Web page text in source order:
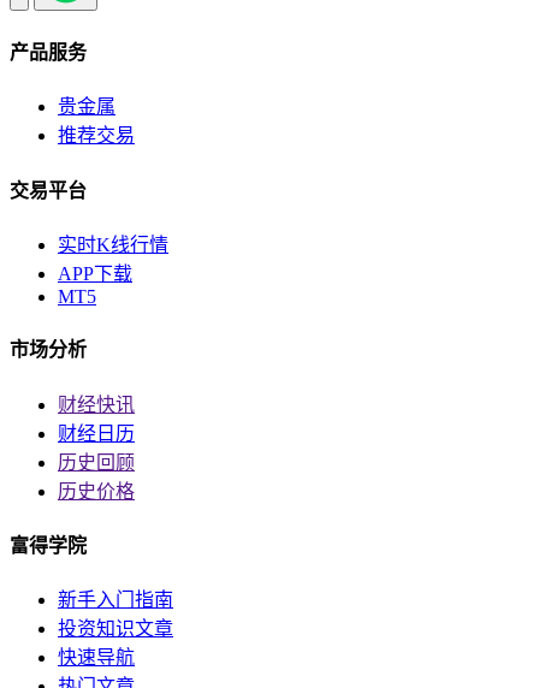
产品服务
贵金属
推荐交易
交易平台
实时K线行情
APP下载
MT5
市场分析
财经快讯
财经日历
历史回顾
历史价格
富得学院
新手入门指南
投资知识文章
快速导航